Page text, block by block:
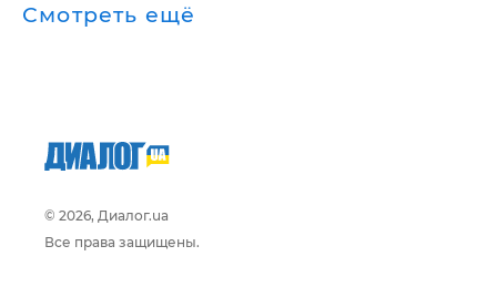
Смотреть ещё
© 2026, Диалог.ua
Все права защищены.